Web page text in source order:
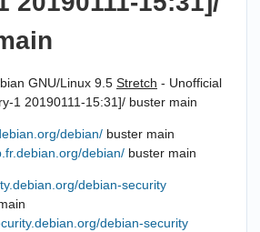
GNU/Linux 9.5 Stretch - Unofficial
1 20190111-15:31]/ buster main
debian/ buster main
debian/ buster main
debian-security
debian-security